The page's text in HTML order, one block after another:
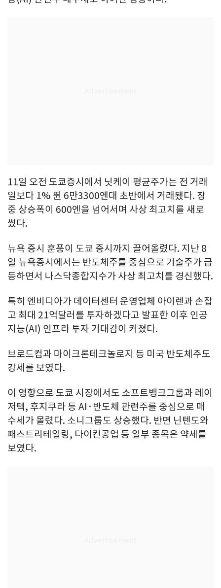
11일 오전 도쿄증시에서 닛케이 평균주가는 전 거래
일보다 1% 뛴 6만3300엔대 초반에서 거래됐다. 장
중 상승폭이 600엔을 넘어서며 사상 최고치를 새로
썼다.
뉴욕 증시 훈풍이 도쿄 증시까지 끌어올렸다. 지난 8
일 뉴욕증시에서는 반도체주를 중심으로 기술주가 급
등하면서 나스닥종합지수가 사상 최고치를 경신했다.
특히 엔비디아가 데이터센터 운영업체 아이렌과 손잡
고 최대 21억달러를 투자하겠다고 발표한 이후 인공
지능(AI) 인프라 투자 기대감이 커졌다.
브로드컴과 마이크론테크놀로지 등 미국 반도체주도
강세를 보였다.
이 영향으로 도쿄 시장에서도 소프트뱅크그룹과 레이
저텍, 후지쿠라 등 AI·반도체 관련주를 중심으로 매
수세가 몰렸다. 소니그룹도 상승했다. 반면 닌텐도와
패스트리테일링, 다이킨공업 등 일부 종목은 약세를
보였다.